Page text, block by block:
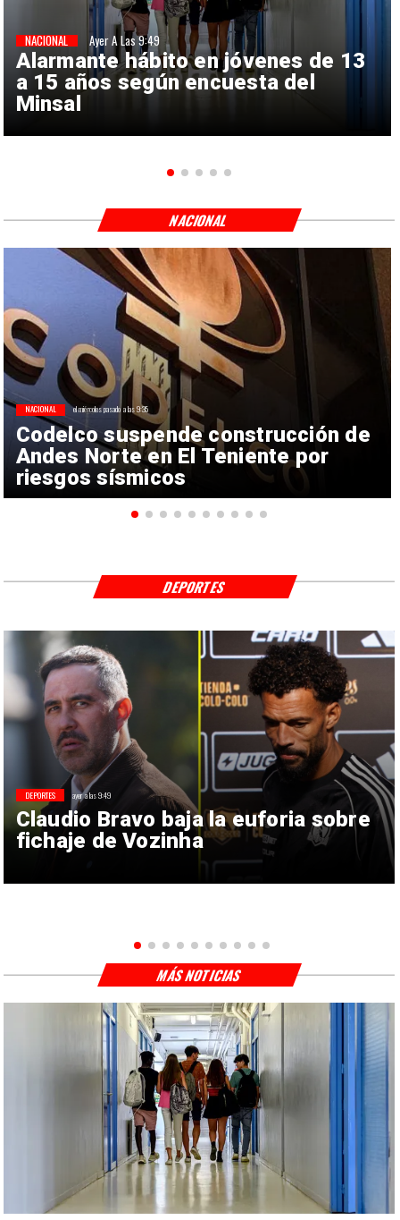
Alarmante hábito en jóvenes de 13
a 15 años según encuesta del
Minsal
NACIONAL Ayer A Las 9:49
Codelco suspende construcción de
Andes Norte en El Teniente por
riesgos sísmicos
NACIONAL el miércoles pasado a las 9:35
NACIONAL
Claudio Bravo baja la euforia sobre
fichaje de Vozinha
DEPORTES ayer a las 9:49
DEPORTES
MÁS NOTICIAS